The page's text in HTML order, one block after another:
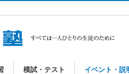
模試・テスト イベント・説